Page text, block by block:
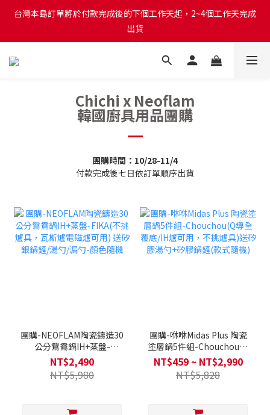
台灣本島訂單將於付款完成後的下個工作天起，2~4個工作天完成
出貨
台灣本島訂單將於付款完成後的下個工作天起，2~4個工作天完成
出貨
台灣本島消費滿$999免運費
台灣本島訂單將於付款完成後的下個工作天起，2~4個工作天完成
出貨
Chichi x Neoflam
韓國廚具用品團購
團購時間：10/28-11/4
付款完成後七日依訂單順序出貨
團購-NEOFLAM陶瓷鑄造30
公分鴛鴦鍋IH+蒸盤-
FIKA(不挑爐具，瓦斯爐電
磁爐可用) 送矽銀鍋鏟/湯勺/
漏勺-顏色隨機
NT$2,490
NT$5,980
團購-咻咻Midas Plus 陶瓷
塗層鍋5件組-Chouchou(Q
導全覆底/IH爐可用，不挑爐
具)送矽膠湯勺+矽膠鍋鏟(款
式隨機)
NT$459 ~ NT$2,990
NT$5,828